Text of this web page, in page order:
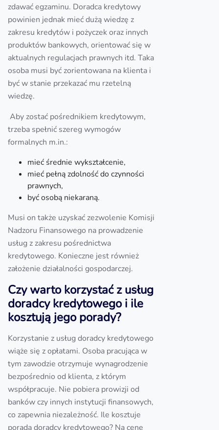
zdawać egzaminu. Doradca kredytowy
powinien jednak mieć dużą wiedzę z
zakresu kredytów i pożyczek oraz innych
produktów bankowych, orientować się w
aktualnych regulacjach prawnych itd. Taka
osoba musi być zorientowana na klienta i
być w stanie przekazać mu rzetelną
wiedzę.
Aby zostać pośrednikiem kredytowym,
trzeba spełnić szereg wymogów
formalnych m.in.:
mieć średnie wykształcenie,
mieć pełną zdolność do czynności
prawnych,
być osobą niekaraną.
Musi on także uzyskać zezwolenie Komisji
Nadzoru Finansowego na prowadzenie
usług z zakresu pośrednictwa
kredytowego. Konieczne jest również
założenie działalności gospodarczej.
Czy warto korzystać z usług
doradcy kredytowego i ile
kosztują jego porady?
Korzystanie z usług doradcy kredytowego
wiąże się z opłatami. Osoba pracująca w
tym zawodzie otrzymuje wynagrodzenie
bezpośrednio od klienta, z którym
współpracuje. Nie pobiera prowizji od
banków czy innych instytucji finansowych,
co zapewnia niezależność. Ile kosztuje
porada doradcy kredytowego? Na cenę